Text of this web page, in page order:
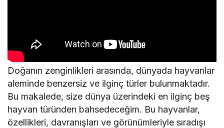
Doğanın zenginlikleri arasında, dünyada hayvanlar
aleminde benzersiz ve ilginç türler bulunmaktadır.
Bu makalede, size dünya üzerindeki en ilginç beş
hayvan türünden bahsedeceğim. Bu hayvanlar,
özellikleri, davranışları ve görünümleriyle sıradışı